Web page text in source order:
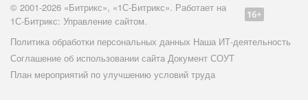
© 2001-2026 «Битрикс», «1С-Битрикс». Работает на
1С-Битрикс: Управление сайтом.
Политика обработки персональных данных Наша ИТ-деятельность
Соглашение об использовании сайта Документ СОУТ
План мероприятий по улучшению условий труда